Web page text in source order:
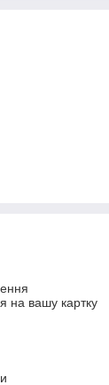
на вашу картку